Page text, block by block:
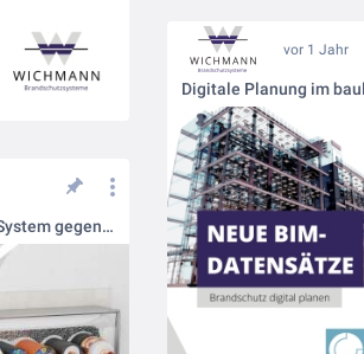
vor 1 Jahr
Wichmann Kabelbox®: Das System gegen Brandschutzfrust